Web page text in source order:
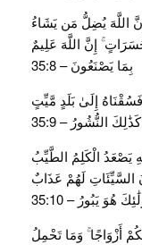
اللَّهَ يُضِلُّ مَن يَشَاءُ
إِنَّ اللَّهَ عَلِيمٌ
بِمَا يَصْنَعُونَ – 35:8
فَسُقْنَاهُ إِلَىٰ بَلَدٍ مَّيِّتٍ
النُّشُورُ – 35:9
يَصْعَدُ الْكَلِمُ الطَّيِّبُ
السَّيِّئَاتِ لَهُمْ عَذَابٌ
هُوَ يَبُورُ – 35:10
أَزْوَاجًا ۚ وَمَا تَحْمِلُ